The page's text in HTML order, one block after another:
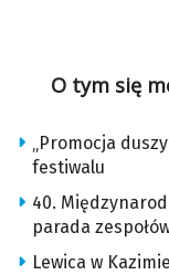
O tym się
„Promocja
festiwalu
40.
parada
Lewica w